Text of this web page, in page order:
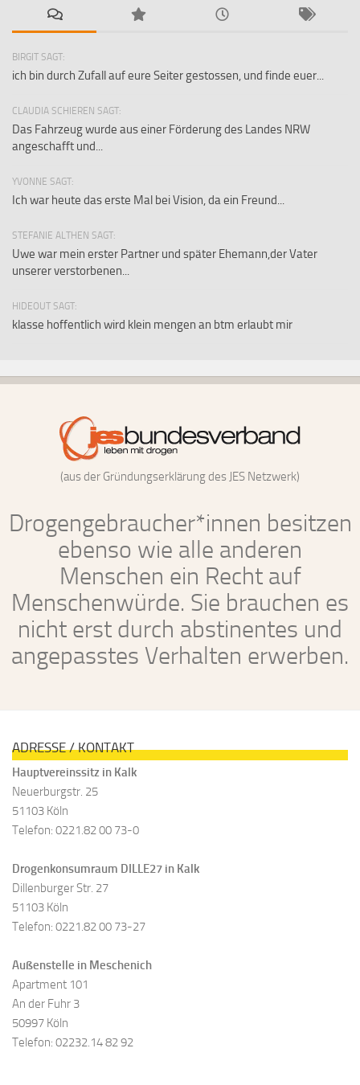
BIRGIT SAGT:
ich bin durch Zufall auf eure Seiter gestossen, und finde euer...
CLAUDIA SCHIEREN SAGT:
Das Fahrzeug wurde aus einer Förderung des Landes NRW
angeschafft und...
YVONNE SAGT:
Ich war heute das erste Mal bei Vision, da ein Freund...
STEFANIE ALTHEN SAGT:
Uwe war mein erster Partner und später Ehemann,der Vater
unserer verstorbenen...
HIDEOUT SAGT:
klasse hoffentlich wird klein mengen an btm erlaubt mir
(aus der Gründungserklärung des JES Netzwerk)
Drogengebraucher*innen besitzen
ebenso wie alle anderen
Menschen ein Recht auf
Menschenwürde. Sie brauchen es
nicht erst durch abstinentes und
angepasstes Verhalten erwerben.
ADRESSE / KONTAKT
Hauptvereinssitz in Kalk
Neuerburgstr. 25
51103 Köln
Telefon: 0221.82 00 73-0
Drogenkonsumraum DILLE27 in Kalk
Dillenburger Str. 27
51103 Köln
Telefon: 0221.82 00 73-27
Außenstelle in Meschenich
Apartment 101
An der Fuhr 3
50997 Köln
Telefon: 02232.14 82 92